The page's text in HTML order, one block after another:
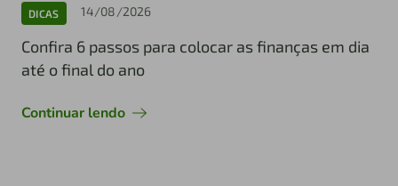
DICAS 14/08/2026
Confira 6 passos para colocar as finanças em dia
até o final do ano
Continuar lendo